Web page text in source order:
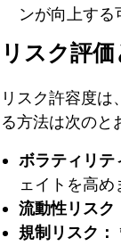
ンが向上する
リスク評
リスク許容度
る方法は次のと
ボラティリテ
ェイトを高め
流動性リスク
規制リスク：